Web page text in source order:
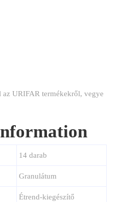
URIFAR termékekről, vegye
14 darab
Granulátum
Étrend-kiegészítő